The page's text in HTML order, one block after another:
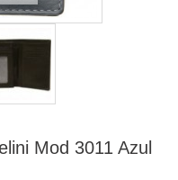
Mod 3011 Azul